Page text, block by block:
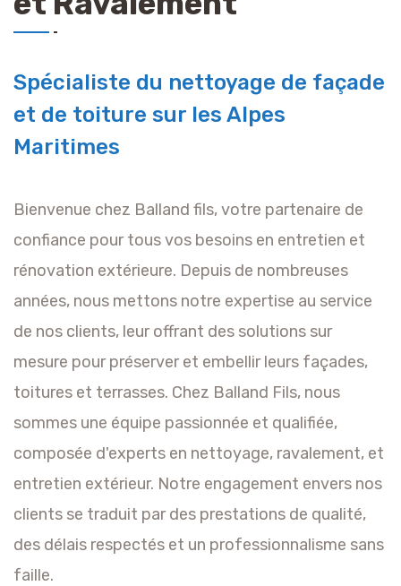
Spécialiste du nettoyage de façade
et de toiture sur les Alpes
Maritimes
Bienvenue chez Balland fils, votre partenaire de
confiance pour tous vos besoins en entretien et
rénovation extérieure. Depuis de nombreuses
années, nous mettons notre expertise au service
de nos clients, leur offrant des solutions sur
mesure pour préserver et embellir leurs façades,
toitures et terrasses. Chez Balland Fils, nous
sommes une équipe passionnée et qualifiée,
composée d'experts en nettoyage, ravalement, et
entretien extérieur. Notre engagement envers nos
clients se traduit par des prestations de qualité,
des délais respectés et un professionnalisme sans
faille.